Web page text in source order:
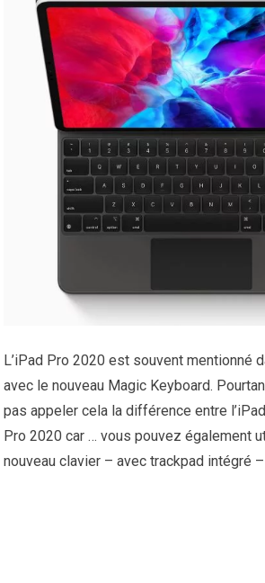
L’iPad Pro 2020 est souvent mentionné
avec le nouveau Magic Keyboard.
pas appeler cela la différence entre
Pro 2020 car … vous pouvez également
nouveau clavier – avec trackpad intégré